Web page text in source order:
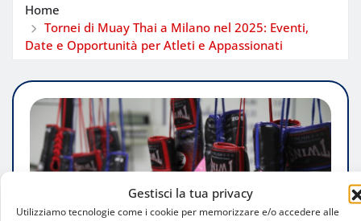
Gestisci la tua privacy
Utilizziamo tecnologie come i cookie per memorizzare e/o accedere alle
Home
Tornei di Muay Thai a Milano nel 2025: Eventi,
Date e Opportunità per Atleti e Appassionati